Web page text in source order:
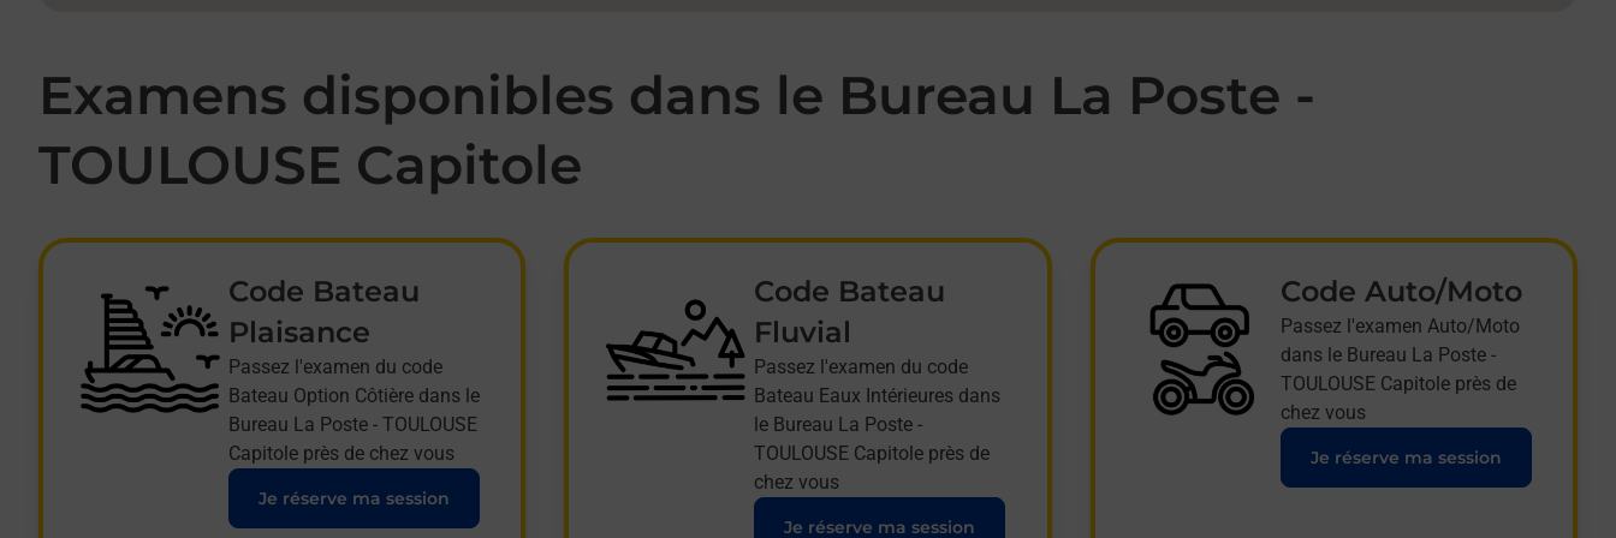
Examens disponibles dans le Bureau La Poste -
TOULOUSE Capitole
Code Bateau
Plaisance
Passez l'examen du code
Bateau Option Côtière dans le
Bureau La Poste - TOULOUSE
Capitole près de chez vous
Je réserve ma session
Code Bateau
Fluvial
Passez l'examen du code
Bateau Eaux Intérieures dans
le Bureau La Poste -
TOULOUSE Capitole près de
chez vous
Je réserve ma session
Code Auto/Moto
Passez l'examen Auto/Moto
dans le Bureau La Poste -
TOULOUSE Capitole près de
chez vous
Je réserve ma session